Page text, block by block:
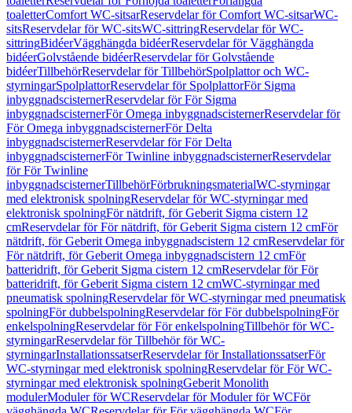
toaletterComfort WC-sitsarReservdelar för Comfort WC-sitsarWC-
sitsReservdelar för WC-sitsWC-sittringReservdelar för WC-
sittringBidéerVägghängda bidéerReservdelar för Vägghängda
bidéerGolvstående bidéerReservdelar för Golvstående
bidéerTillbehörReservdelar för TillbehörSpolplattor och WC-
styrningarSpolplattorReservdelar för SpolplattorFör Sigma
inbyggnadscisternerReservdelar för För Sigma
inbyggnadscisternerFör Omega inbyggnadscisternerReservdelar för
För Omega inbyggnadscisternerFör Delta
inbyggnadscisternerReservdelar för För Delta
inbyggnadscisternerFör Twinline inbyggnadscisternerReservdelar
för För Twinline
inbyggnadscisternerTillbehörFörbrukningsmaterialWC-styrningar
med elektronisk spolningReservdelar för WC-styrningar med
elektronisk spolningFör nätdrift, för Geberit Sigma cistern 12
cmReservdelar för För nätdrift, för Geberit Sigma cistern 12 cmFör
nätdrift, för Geberit Omega inbyggnadscistern 12 cmReservdelar för
För nätdrift, för Geberit Omega inbyggnadscistern 12 cmFör
batteridrift, för Geberit Sigma cistern 12 cmReservdelar för För
batteridrift, för Geberit Sigma cistern 12 cmWC-styrningar med
pneumatisk spolningReservdelar för WC-styrningar med pneumatisk
spolningFör dubbelspolningReservdelar för För dubbelspolningFör
enkelspolningReservdelar för För enkelspolningTillbehör för WC-
styrningarReservdelar för Tillbehör för WC-
styrningarInstallationssatserReservdelar för InstallationssatserFör
WC-styrningar med elektronisk spolningReservdelar för För WC-
styrningar med elektronisk spolningGeberit Monolith
modulerModuler för WCReservdelar för Moduler för WCFör